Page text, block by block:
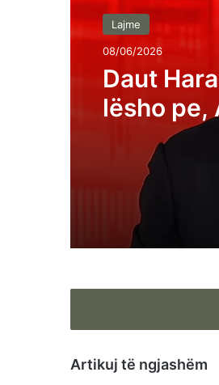
Lajme
08/06/2026
Daut
lësho pe,
sheh
ardhur
Artikuj të ngjashëm